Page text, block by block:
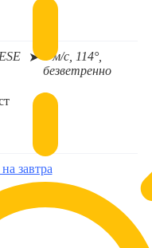
➤
0 м/с, 114°,
безветренно
завтра